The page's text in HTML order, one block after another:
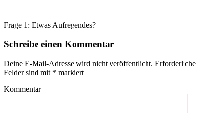
Frage 1: Etwas Aufregendes?
Schreibe einen Kommentar
Deine E-Mail-Adresse wird nicht veröffentlicht. Erforderliche
Felder sind mit * markiert
Kommentar